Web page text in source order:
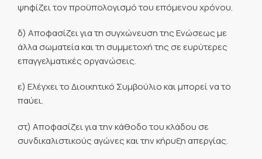
ψηφίζει τον προϋπολογισμό του επόμενου χρόνου.
δ) Αποφασίζει για τη συγχώνευση της Ενώσεως με
άλλα σωματεία και τη συμμετοχή της σε ευρύτερες
επαγγελματικές οργανώσεις.
ε) Ελέγχει το Διοικητικό Συμβούλιο και μπορεί να το
παύει.
στ) Αποφασίζει για την κάθοδο του κλάδου σε
συνδικαλιστικούς αγώνες και την κήρυξη απεργίας.